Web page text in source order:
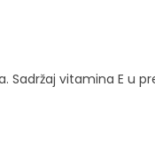
Sadržaj vitamina E u